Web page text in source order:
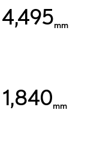
4,495mm
1,840mm